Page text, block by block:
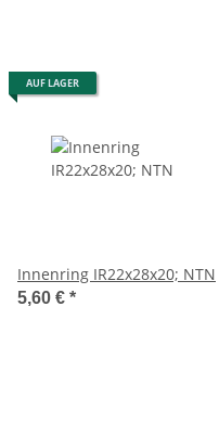
AUF LAGER
Innenring IR22x28x20; NTN
5,60 € *